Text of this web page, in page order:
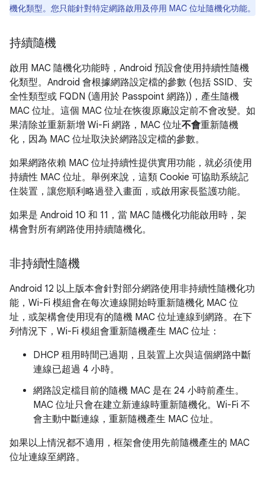
機化類型。您只能針對特定網路啟用及停用 MAC 位址隨機化功能。
持續隨機
啟用 MAC 隨機化功能時，Android 預設會使用持續性隨機
化類型。Android 會根據網路設定檔的參數 (包括 SSID、安
全性類型或 FQDN (適用於 Passpoint 網路))，產生隨機
MAC 位址。這個 MAC 位址在恢復原廠設定前不會改變。如
果清除並重新新增 Wi-Fi 網路，MAC 位址不會重新隨機
化，因為 MAC 位址取決於網路設定檔的參數。
如果網路依賴 MAC 位址持續性提供實用功能，就必須使用
持續性 MAC 位址。舉例來說，這類 Cookie 可協助系統記
住裝置，讓您順利略過登入畫面，或啟用家長監護功能。
如果是 Android 10 和 11，當 MAC 隨機化功能啟用時，架
構會對所有網路使用持續隨機化。
非持續性隨機
Android 12 以上版本會針對部分網路使用非持續性隨機化功
能，Wi-Fi 模組會在每次連線開始時重新隨機化 MAC 位
址，或架構會使用現有的隨機 MAC 位址連線到網路。在下
列情況下，Wi-Fi 模組會重新隨機產生 MAC 位址：
DHCP 租用時間已過期，且裝置上次與這個網路中斷
連線已超過 4 小時。
網路設定檔目前的隨機 MAC 是在 24 小時前產生。
MAC 位址只會在建立新連線時重新隨機化。Wi-Fi 不
會主動中斷連線，重新隨機產生 MAC 位址。
如果以上情況都不適用，框架會使用先前隨機產生的 MAC
位址連線至網路。